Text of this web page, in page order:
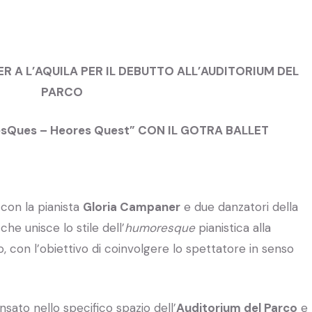
A L’AQUILA PER IL DEBUTTO ALL’AUDITORIUM DEL
PARCO
– Heores Quest” CON IL GOTRA BALLET
la pianista Gloria Campaner e due danzatori della
unisce lo stile dell’humoresquepianistica alla
con l’obiettivo di coinvolgere lo spettatore in senso
nello specifico spazio dell’Auditorium del Parco e